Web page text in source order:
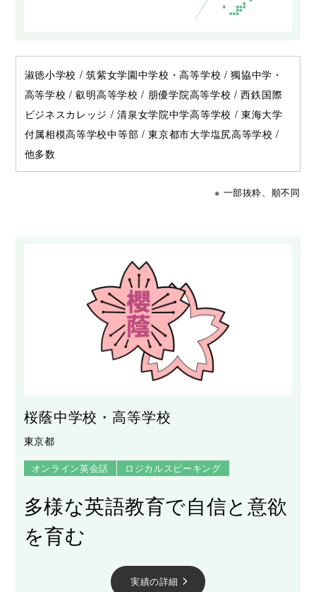
淑徳小学校 / 筑紫女学園中学校・高等学校 / 獨協中学・
高等学校 / 叡明高等学校 / 朋優学院高等学校 / 西鉄国際
ビジネスカレッジ / 清泉女学院中学高等学校 / 東海大学
付属相模高等学校中等部 / 東京都市大学塩尻高等学校 /
他多数
※ 一部抜粋、順不同
桜蔭中学校・高等学校
東京都
オンライン英会話 ロジカルスピーキング
多様な英語教育で自信と意欲
を育む
実績の詳細 arrow_forward_ios